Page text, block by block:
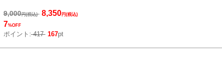
9,000円(税込) 8,350円(税込)
7%OFF
ポイント:417 167pt